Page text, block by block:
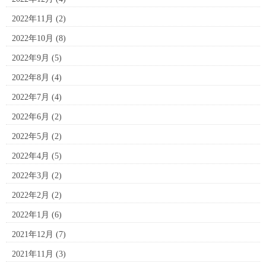
2022年11月 (2)
2022年10月 (8)
2022年9月 (5)
2022年8月 (4)
2022年7月 (4)
2022年6月 (2)
2022年5月 (2)
2022年4月 (5)
2022年3月 (2)
2022年2月 (2)
2022年1月 (6)
2021年12月 (7)
2021年11月 (3)